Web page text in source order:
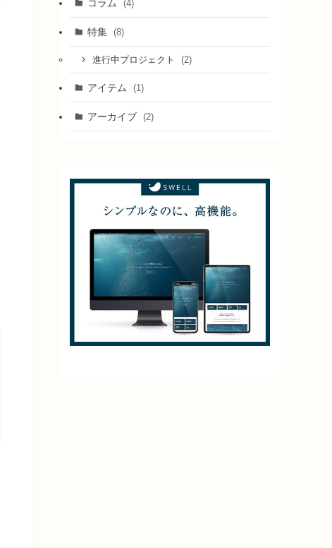
コラム (4)
特集 (8)
進行中プロジェクト (2)
アイテム (1)
アーカイブ (2)